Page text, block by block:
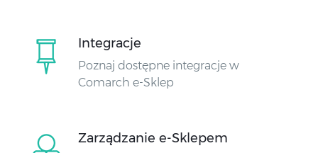
Integracje
Poznaj dostępne integracje w
Comarch e-Sklep
Zarządzanie e-Sklepem